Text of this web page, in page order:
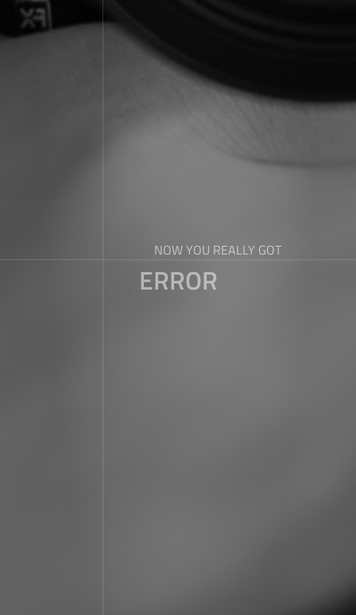
NOW YOU REALLY GOT
ERROR